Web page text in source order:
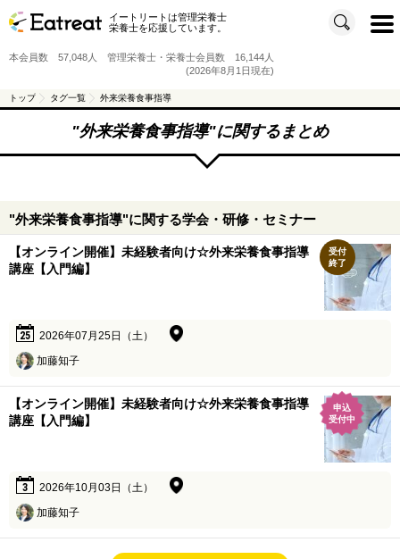
イートリートは管理栄養士
栄養士を応援しています。
t
o
i
o
本会員数 57,048人 管理栄養士・栄養士会員数 16,144人
(2026年8月1日現在)
トップ タグ一覧 外来栄養食事指導
"外来栄養食事指導"に関するまとめ
"外来栄養食事指導"に関する学会・研修・セミナー
【オンライン開催】未経験者向け☆外来栄養食事指導
講座【入門編】
受付
終了
25
2026年07月25日（土）
加藤知子
【オンライン開催】未経験者向け☆外来栄養食事指導
講座【入門編】
申込
受付中
3
2026年10月03日（土）
加藤知子